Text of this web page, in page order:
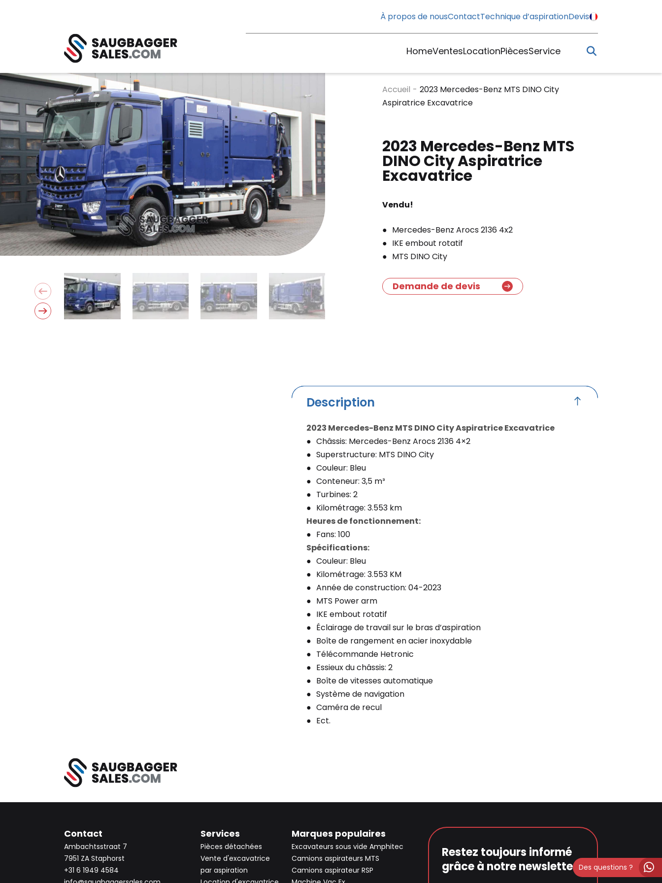
À propos de nousContactTechnique d’aspirationDevis
HomeVentesLocationPiècesService
Accueil - 2023 Mercedes-Benz MTS DINO City
Aspiratrice Excavatrice
2023 Mercedes-Benz MTS
DINO City Aspiratrice
Excavatrice
Vendu!
Mercedes-Benz Arocs 2136 4x2
IKE embout rotatif
MTS DINO City
Demande de devis
Description
2023 Mercedes-Benz MTS DINO City Aspiratrice Excavatrice
Châssis: Mercedes-Benz Arocs 2136 4×2
Superstructure: MTS DINO City
Couleur: Bleu
Conteneur: 3,5 m³
Turbines: 2
Kilométrage: 3.553 km
Heures de fonctionnement:
Fans: 100
Spécifications:
Couleur: Bleu
Kilométrage: 3.553 KM
Année de construction: 04-2023
MTS Power arm
IKE embout rotatif
Éclairage de travail sur le bras d’aspiration
Boîte de rangement en acier inoxydable
Télécommande Hetronic
Essieux du châssis: 2
Boîte de vitesses automatique
Système de navigation
Caméra de recul
Ect.
Contact
Ambachtsstraat 7
7951 ZA Staphorst
+31 6 1949 4584
Services
Pièces détachées
Vente d'excavatrice
par aspiration
Marques populaires
Excavateurs sous vide Amphitec
Camions aspirateurs MTS
Camions aspirateur RSP
Restez toujours informé
grâce à notre newsletter Des questions ?